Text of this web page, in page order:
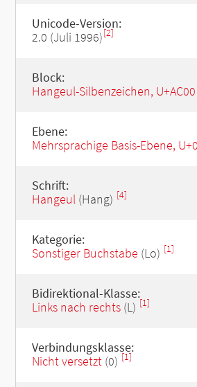
Unicode-Version:
2.0 (Juli 1996)[2]
Block:
Hangeul-Silbenzeichen, U+AC00
Ebene:
Mehrsprachige Basis-Ebene,
Schrift:
Hangeul(Hang) [4]
Kategorie:
Sonstiger Buchstabe (Lo) [1]
Bidirektional-Klasse:
Links nach rechts(L) [1]
Verbindungsklasse:
Nicht versetzt(0) [1]